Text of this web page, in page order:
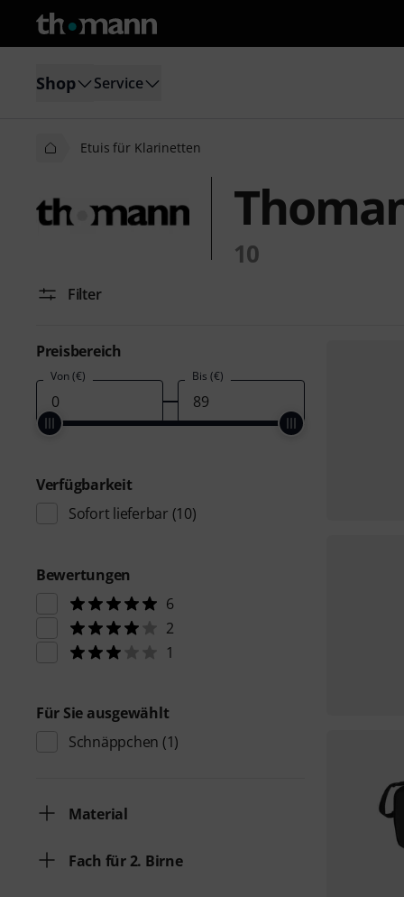
Shop Service
Etuis für Klarinetten
10
Filter
Preisbereich
Von (€) Bis (€)
Verfügbarkeit
Sofort lieferbar (10)
Bewertungen
6
2
1
Für Sie ausgewählt
Schnäppchen (1)
Material
Fach für 2. Birne